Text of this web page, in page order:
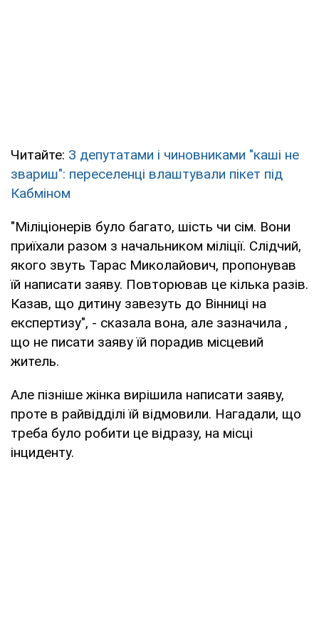
Читайте: З депутатами і чиновниками "каші не
звариш": переселенці влаштували пікет під
Кабміном
"Міліціонерів було багато, шість чи сім. Вони
приїхали разом з начальником міліції. Слідчий,
якого звуть Тарас Миколайович, пропонував
їй написати заяву. Повторював це кілька разів.
Казав, що дитину завезуть до Вінниці на
експертизу", - сказала вона, але зазначила ,
що не писати заяву їй порадив місцевий
житель.
Але пізніше жінка вирішила написати заяву,
проте в райвідділі їй відмовили. Нагадали, що
треба було робити це відразу, на місці
інциденту.